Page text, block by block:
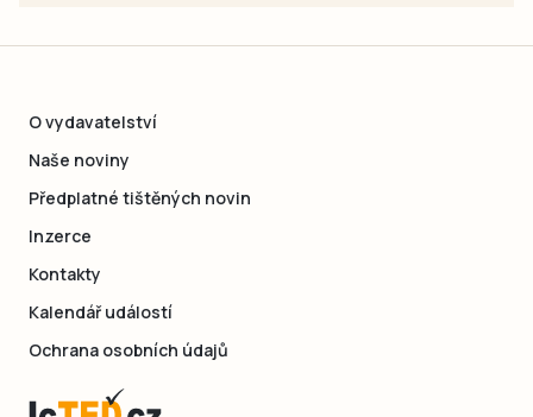
O vydavatelství
Naše noviny
Předplatné tištěných novin
Inzerce
Kontakty
Kalendář událostí
Ochrana osobních údajů